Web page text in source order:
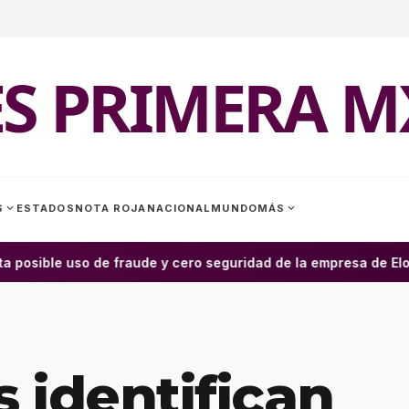
PRIMERA
expand_more ESTADOS NOTA ROJA NACIONAL MUNDOMÁS expand_more
uso de fraude y cero seguridad de la empresa de Elon